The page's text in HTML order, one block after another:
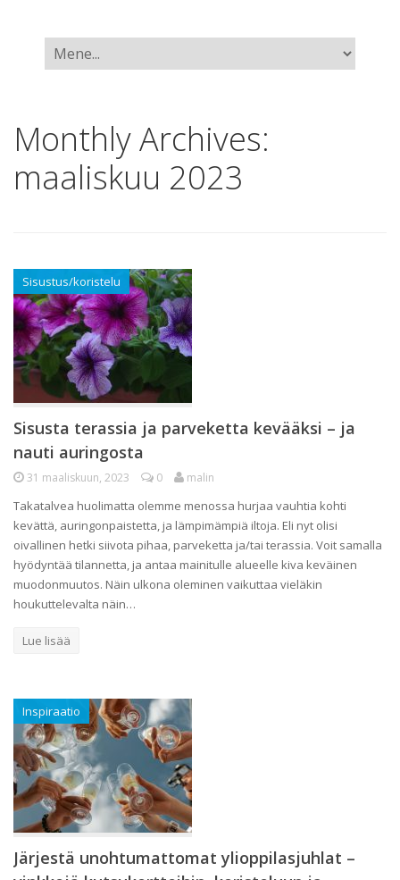
Monthly Archives:
maaliskuu 2023
Sisustus/koristelu
Sisusta terassia ja parveketta kevääksi – ja
nauti auringosta
31 maaliskuun, 2023 0 malin
Takatalvea huolimatta olemme menossa hurjaa vauhtia kohti
kevättä, auringonpaistetta, ja lämpimämpiä iltoja. Eli nyt olisi
oivallinen hetki siivota pihaa, parveketta ja/tai terassia. Voit samalla
hyödyntää tilannetta, ja antaa mainitulle alueelle kiva keväinen
muodonmuutos. Näin ulkona oleminen vaikuttaa vieläkin
houkuttelevalta näin…
Lue lisää
Inspiraatio
Järjestä unohtumattomat ylioppilasjuhlat –